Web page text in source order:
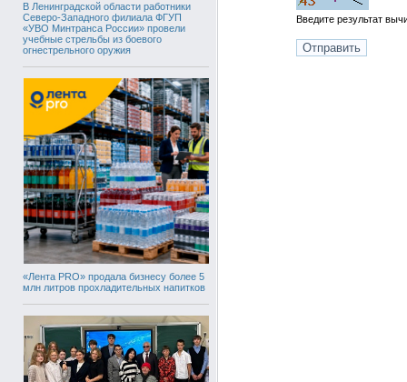
В Ленинградской области работники
Северо-Западного филиала ФГУП
«УВО Минтранса России» провели
учебные стрельбы из боевого
огнестрельного оружия
«Лента PRO» продала бизнесу более 5
млн литров прохладительных напитков
Введите результат